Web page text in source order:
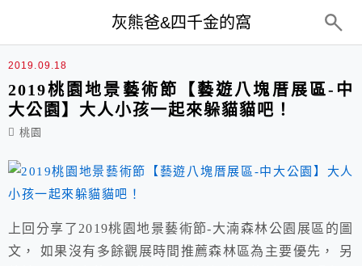
灰熊爸&四千金的窩
藝遊八塊厝
2019.09.18
2019桃園地景藝術節【藝遊八塊厝展區-中
大公園】大人小孩一起來躲貓貓吧！
桃園
上回分享了2019桃園地景藝術節-大湳森林公園展區的圖
文， 如果沒有多餘觀展時間推薦森林區為主要優先， 另